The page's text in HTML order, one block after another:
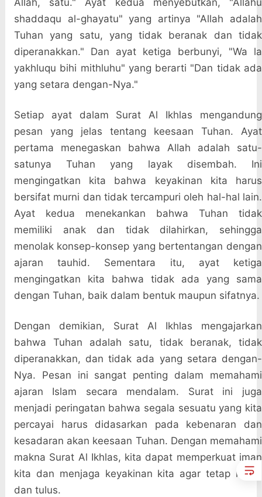
Allah, satu." Ayat kedua menyebutkan, "Allahu
shaddaqu al-ghayatu" yang artinya "Allah adalah
Tuhan yang satu, yang tidak beranak dan tidak
diperanakkan." Dan ayat ketiga berbunyi, "Wa la
yakhluqu bihi mithluhu" yang berarti "Dan tidak ada
yang setara dengan-Nya."
Setiap ayat dalam Surat Al Ikhlas mengandung
pesan yang jelas tentang keesaan Tuhan. Ayat
pertama menegaskan bahwa Allah adalah satu-
satunya Tuhan yang layak disembah. Ini
mengingatkan kita bahwa keyakinan kita harus
bersifat murni dan tidak tercampuri oleh hal-hal lain.
Ayat kedua menekankan bahwa Tuhan tidak
memiliki anak dan tidak dilahirkan, sehingga
menolak konsep-konsep yang bertentangan dengan
ajaran tauhid. Sementara itu, ayat ketiga
mengingatkan kita bahwa tidak ada yang sama
dengan Tuhan, baik dalam bentuk maupun sifatnya.
Dengan demikian, Surat Al Ikhlas mengajarkan
bahwa Tuhan adalah satu, tidak beranak, tidak
diperanakkan, dan tidak ada yang setara dengan-
Nya. Pesan ini sangat penting dalam memahami
ajaran Islam secara mendalam. Surat ini juga
menjadi peringatan bahwa segala sesuatu yang kita
percayai harus didasarkan pada kebenaran dan
kesadaran akan keesaan Tuhan. Dengan memahami
makna Surat Al Ikhlas, kita dapat memperkuat iman
kita dan menjaga keyakinan kita agar tetap murni
dan tulus.